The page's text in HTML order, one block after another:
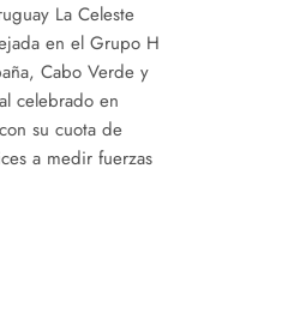
La Celeste
en el Grupo H
Cabo Verde y
celebrado en
su cuota de
a medir fuerzas